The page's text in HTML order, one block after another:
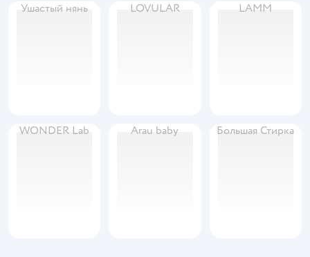
Ушастый нянь LOVULAR LAMM
WONDER Lab Arau baby Большая Стирка